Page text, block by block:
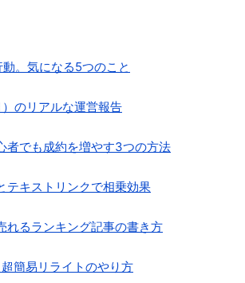
。気になる5つのこと
のリアルな運営報告
者でも成約を増やす3つの方法
テキストリンクで相乗効果
れるランキング記事の書き方
超簡易リライトのやり方